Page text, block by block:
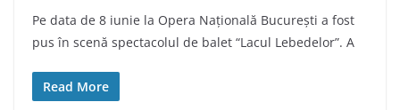
Pe data de 8 iunie la Opera Națională București a fost
pus în scenă spectacolul de balet “Lacul Lebedelor”. A
Read More